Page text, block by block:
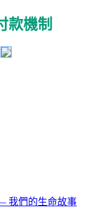
款機制
我們的生命故事